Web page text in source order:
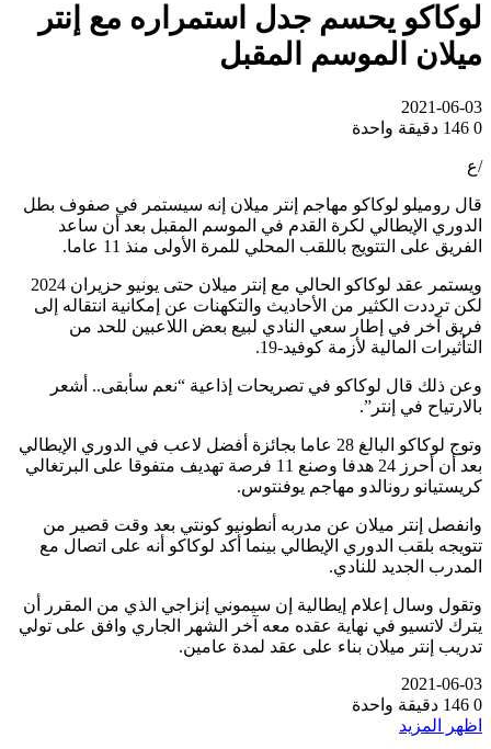
يحسم جدل استمراره مع إنتر
الموسم المقبل
2021-06-
دقيقة واحدة
روميلو لوكاكو مهاجم إنتر ميلان إنه سيستمر في صفوف بطل
الإيطالي لكرة القدم في الموسم المقبل بعد أن ساعد
على التتويج باللقب المحلي للمرة الأولى منذ 11 عاما.
ويستمر عقد لوكاكو الحالي مع إنتر ميلان حتى يونيو حزيران 2024
ترددت الكثير من الأحاديث والتكهنات عن إمكانية انتقاله إلى
آخر في إطار سعي النادي لبيع بعض اللاعبين للحد من
المالية لأزمة كوفيد-19.
ذلك قال لوكاكو في تصريحات إذاعية “نعم سأبقى.. أشعر
في إنتر”.
وتوج لوكاكو البالغ 28 عاما بجائزة أفضل لاعب في الدوري الإيطالي
بعد أن أحرز 24 هدفا وصنع 11 فرصة تهديف متفوقا على البرتغالي
رونالدو مهاجم يوفنتوس.
إنتر ميلان عن مدربه أنطونيو كونتي بعد وقت قصير من
بلقب الدوري الإيطالي بينما أكد لوكاكو أنه على اتصال مع
الجديد للنادي.
وسال إعلام إيطالية إن سيموني إنزاجي الذي من المقرر أن
لاتسيو في نهاية عقده معه آخر الشهر الجاري وافق على تولي
إنتر ميلان بناء على عقد لمدة عامين.
2021-06-
دقيقة واحدة
المزيد